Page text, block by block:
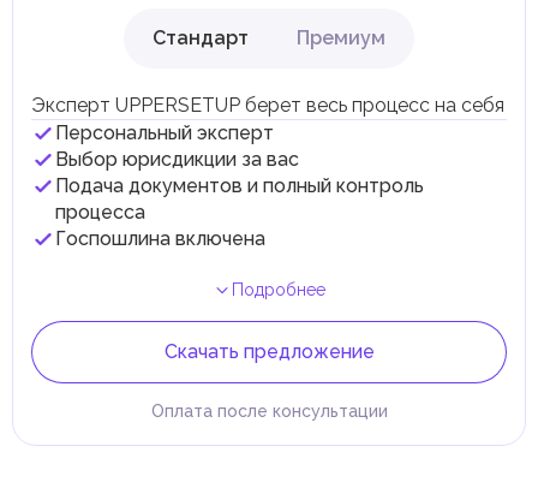
Стандарт Премиум
Эксперт UPPERSETUP берет весь процесс на себя
Персональный эксперт
Выбор юрисдикции за вас
Подача документов и полный контроль
процесса
Госпошлина включена
Подробнее
Скачать предложение
Оплата после консультации